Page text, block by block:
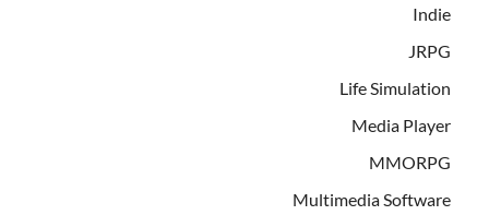
Indie
JRPG
Life Simulation
Media Player
MMORPG
Multimedia Software